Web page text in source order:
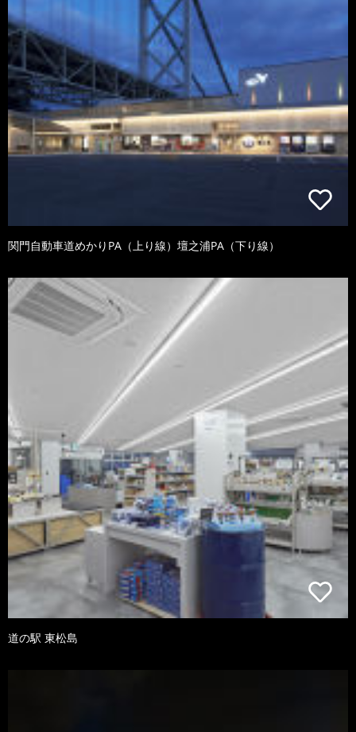
関門自動車道めかりPA（上り線）壇之浦PA（下り線）
道の駅 東松島